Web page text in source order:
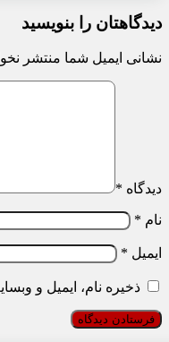
دیدگاهتان را بنویسید
نشانی ایمیل شما منتشر
دیدگاه *
نام *
ایمیل *
ذخیره نام، ایمیل و